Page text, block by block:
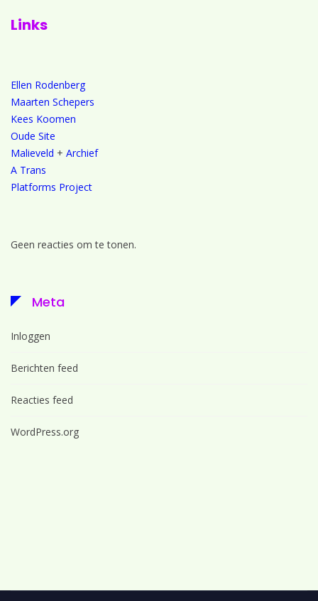
Links
Ellen Rodenberg
Maarten Schepers
Kees Koomen
Oude Site
Malieveld + Archief
A Trans
Platforms Project
Geen reacties om te tonen.
Meta
Inloggen
Berichten feed
Reacties feed
WordPress.org